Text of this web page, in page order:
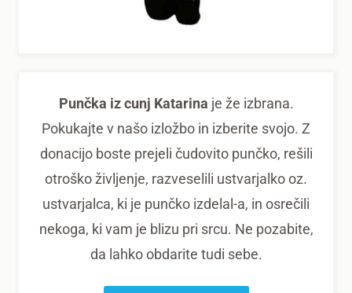
Punčka iz cunj Katarina je že izbrana.
Pokukajte v našo izložbo in izberite svojo. Z
donacijo boste prejeli čudovito punčko, rešili
otroško življenje, razveselili ustvarjalko oz.
ustvarjalca, ki je punčko izdelal-a, in osrečili
nekoga, ki vam je blizu pri srcu. Ne pozabite,
da lahko obdarite tudi sebe.